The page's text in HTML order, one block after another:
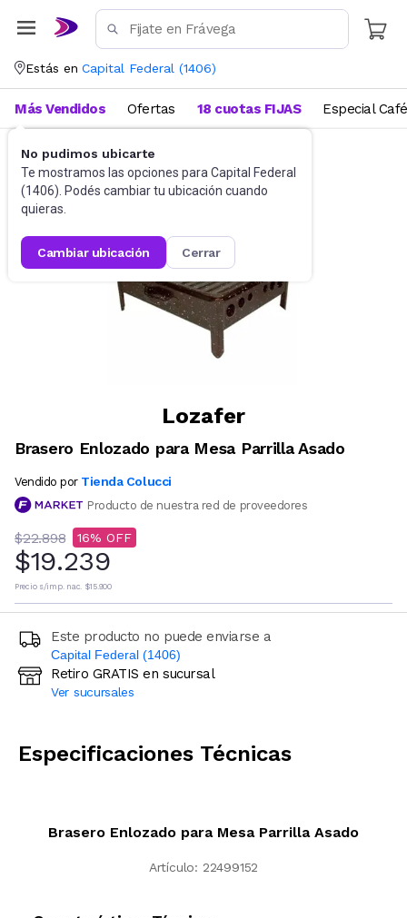
Estás en Capital Federal (1406)
No pudimos ubicarte
Te mostramos las opciones para Capital Federal
(1406). Podés cambiar tu ubicación cuando
quieras.
cambiar ubicación cerrar
Más Vendidos Ofertas 18 cuotas FIJAS Especial Café
Jardín Parrillas
Lozafer
Brasero Enlozado para Mesa Parrilla Asado
Vendido por Tienda Colucci
Producto de nuestra red de proveedores
$22.898 16
$19.239
Precio s/imp. nac. $15.900
Este producto no puede enviarse a
Capital Federal (1406)
Ingresá código postal (sólo números)
Retiro GRATIS en sucursal
Ver sucursales
Especificaciones Técnicas
Brasero Enlozado para Mesa Parrilla Asado
Artículo: 22499152